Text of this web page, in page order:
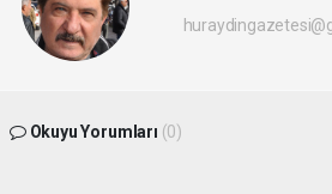
Okuyu Yorumları (0)